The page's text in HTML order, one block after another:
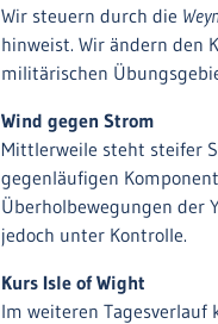
Wir steuern durch die
hinweist. Wir ändern den
militärischen
Wind gegen Strom
Mittlerweile steht steifer
gegenläufigen
Überholbewegungen der
jedoch unter Kontrolle.
Kurs Isle of Wight
Im weiteren Tagesverlauf